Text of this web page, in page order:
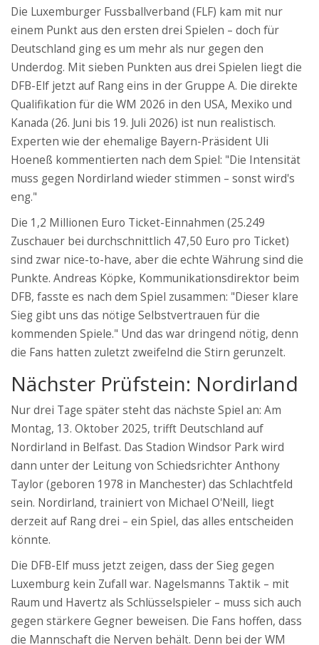
Die Luxemburger Fussballverband (FLF) kam mit nur
einem Punkt aus den ersten drei Spielen – doch für
Deutschland ging es um mehr als nur gegen den
Underdog. Mit sieben Punkten aus drei Spielen liegt die
DFB-Elf jetzt auf Rang eins in der Gruppe A. Die direkte
Qualifikation für die WM 2026 in den USA, Mexiko und
Kanada (26. Juni bis 19. Juli 2026) ist nun realistisch.
Experten wie der ehemalige Bayern-Präsident Uli
Hoeneß kommentierten nach dem Spiel: "Die Intensität
muss gegen Nordirland wieder stimmen – sonst wird's
eng."
Die 1,2 Millionen Euro Ticket-Einnahmen (25.249
Zuschauer bei durchschnittlich 47,50 Euro pro Ticket)
sind zwar nice-to-have, aber die echte Währung sind die
Punkte. Andreas Köpke, Kommunikationsdirektor beim
DFB, fasste es nach dem Spiel zusammen: "Dieser klare
Sieg gibt uns das nötige Selbstvertrauen für die
kommenden Spiele." Und das war dringend nötig, denn
die Fans hatten zuletzt zweifelnd die Stirn gerunzelt.
Nächster Prüfstein: Nordirland
Nur drei Tage später steht das nächste Spiel an: Am
Montag, 13. Oktober 2025, trifft Deutschland auf
Nordirland in Belfast. Das Stadion Windsor Park wird
dann unter der Leitung von Schiedsrichter Anthony
Taylor (geboren 1978 in Manchester) das Schlachtfeld
sein. Nordirland, trainiert von Michael O'Neill, liegt
derzeit auf Rang drei – ein Spiel, das alles entscheiden
könnte.
Die DFB-Elf muss jetzt zeigen, dass der Sieg gegen
Luxemburg kein Zufall war. Nagelsmanns Taktik – mit
Raum und Havertz als Schlüsselspieler – muss sich auch
gegen stärkere Gegner beweisen. Die Fans hoffen, dass
die Mannschaft die Nerven behält. Denn bei der WM